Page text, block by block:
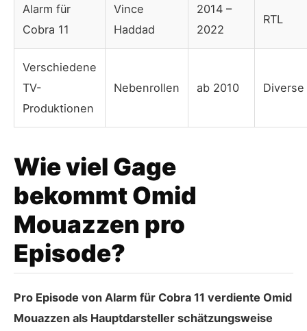
Alarm für
Cobra 11
Vince
Haddad
2014 –
2022
RTL
Verschiedene
TV-
Produktionen
Nebenrollen ab 2010 Diverse
Wie viel Gage
bekommt Omid
Mouazzen pro
Episode?
Pro Episode von Alarm für Cobra 11 verdiente Omid
Mouazzen als Hauptdarsteller schätzungsweise